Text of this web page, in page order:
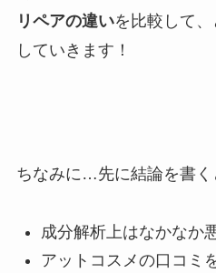
リペアの違いを比較して
していきます！
ちなみに…先に結論を書く
成分解析上はなかなか
アットコスメの口コミ